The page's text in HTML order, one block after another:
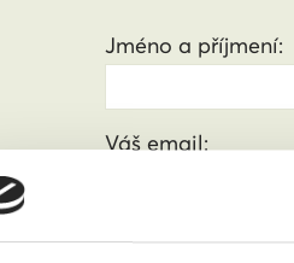
Jméno a příjmení:
Váš email:
Kde žijete?(město,